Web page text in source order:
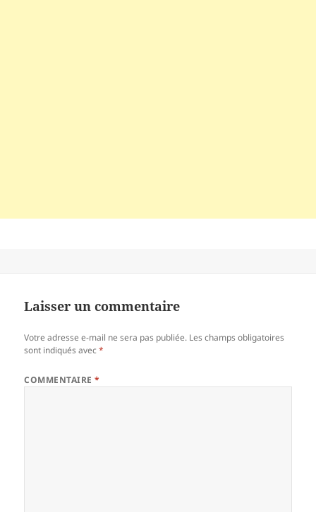
Laisser un commentaire
Votre adresse e-mail ne sera pas publiée. Les champs obligatoires
sont indiqués avec*
COMMENTAIRE*